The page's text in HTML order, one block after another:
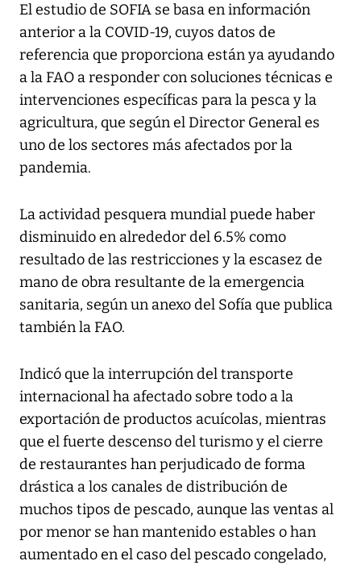
El estudio de SOFIA se basa en información
anterior a la COVID-19, cuyos datos de
referencia que proporciona están ya ayudando
a la FAO a responder con soluciones técnicas e
intervenciones específicas para la pesca y la
agricultura, que según el Director General es
uno de los sectores más afectados por la
pandemia.
La actividad pesquera mundial puede haber
disminuido en alrededor del 6.5% como
resultado de las restricciones y la escasez de
mano de obra resultante de la emergencia
sanitaria, según un anexo del Sofía que publica
también la FAO.
Indicó que la interrupción del transporte
internacional ha afectado sobre todo a la
exportación de productos acuícolas, mientras
que el fuerte descenso del turismo y el cierre
de restaurantes han perjudicado de forma
drástica a los canales de distribución de
muchos tipos de pescado, aunque las ventas al
por menor se han mantenido estables o han
aumentado en el caso del pescado congelado,